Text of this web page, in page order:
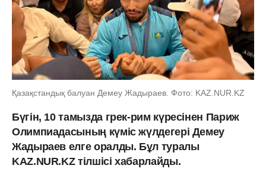
Қазақстандық балуан Демеу Жадыраев. Фото: KAZ.NUR.KZ
Бүгін, 10 тамызда грек-рим күресінен Париж
Олимпиадасының күміс жүлдегері Демеу
Жадыраев елге оралды. Бұл туралы
KAZ.NUR.KZ тілшісі хабарлайды.